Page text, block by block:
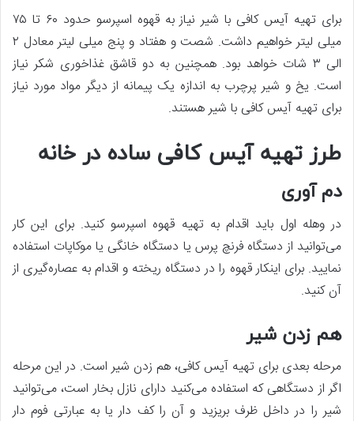
برای تهیه آیس کافی با شیر نیاز به قهوه اسپرسو حدود ۶۰ تا ۷۵
میلی لیتر خواهیم داشت. شصت و هفتاد و پنج میلی لیتر معادل ۲
الی ۳ شات خواهد بود. همچنین به دو قاشق غذاخوری شکر نیاز
است. یخ و شیر پرچرب به اندازه یک پیمانه از دیگر مواد مورد نیاز
برای تهیه آیس کافی با شیر هستند.
طرز تهیه آیس کافی ساده در خانه
دم ‌آوری
در وهله اول باید اقدام به تهیه قهوه اسپرسو کنید. برای این کار
می‌توانید از دستگاه فرنچ پرس یا دستگاه خانگی یا موکاپات استفاده
نمایید. برای اینکار قهوه را در دستگاه ریخته و اقدام به عصاره‌گیری از
آن کنید.
هم زدن شیر
مرحله بعدی برای تهیه آیس کافی، هم زدن شیر است. در این مرحله
اگر از دستگاهی که استفاده می‌کنید دارای نازل بخار است، می‌توانید
شیر را در داخل ظرف بریزید و آن را کف دار یا به عبارتی فوم دار